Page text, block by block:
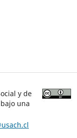
y de
una